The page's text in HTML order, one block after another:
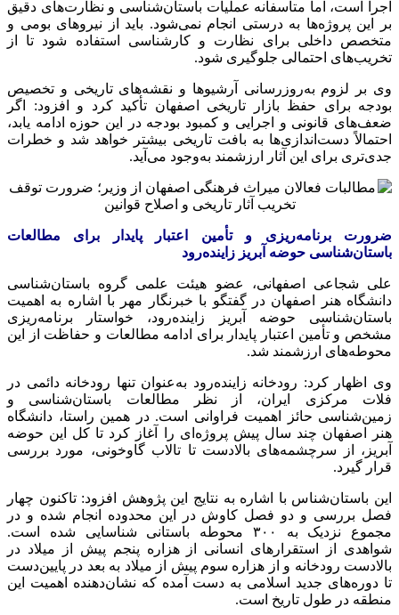
اجرا است، اما متأسفانه عملیات باستان‌شناسی و نظارت‌های دقیق
بر این پروژه‌ها به درستی انجام نمی‌شود. باید از نیروهای بومی و
متخصص داخلی برای نظارت و کارشناسی استفاده شود تا از
تخریب‌های احتمالی جلوگیری شود.
وی بر لزوم به‌روزرسانی آرشیوها و نقشه‌های تاریخی و تخصیص
بودجه برای حفظ بازار تاریخی اصفهان تأکید کرد و افزود: اگر
ضعف‌های قانونی و اجرایی و کمبود بودجه در این حوزه ادامه یابد،
احتمالاً دست‌اندازی‌ها به بافت تاریخی بیشتر خواهد شد و خطرات
جدی‌تری برای این آثار ارزشمند به‌وجود می‌آید.
ضرورت برنامه‌ریزی و تأمین اعتبار پایدار برای مطالعات
باستان‌شناسی حوضه آبریز زاینده‌رود
علی شجاعی اصفهانی، عضو هیئت علمی گروه باستان‌شناسی
دانشگاه هنر اصفهان در گفتگو با خبرنگار مهر با اشاره به اهمیت
باستان‌شناسی حوضه آبریز زاینده‌رود، خواستار برنامه‌ریزی
مشخص و تأمین اعتبار پایدار برای ادامه مطالعات و حفاظت از این
محوطه‌های ارزشمند شد.
وی اظهار کرد: رودخانه زاینده‌رود به‌عنوان تنها رودخانه دائمی در
فلات مرکزی ایران، از نظر مطالعات باستان‌شناسی و
زمین‌شناسی حائز اهمیت فراوانی است. در همین راستا، دانشگاه
هنر اصفهان چند سال پیش پروژه‌ای را آغاز کرد تا کل این حوضه
آبریز، از سرچشمه‌های بالادست تا تالاب گاوخونی، مورد بررسی
قرار گیرد.
این باستان‌شناس با اشاره به نتایج این پژوهش افزود: تاکنون چهار
فصل بررسی و دو فصل کاوش در این محدوده انجام شده و در
مجموع نزدیک به ۳۰۰ محوطه باستانی شناسایی شده است.
شواهدی از استقرارهای انسانی از هزاره پنجم پیش از میلاد در
بالادست رودخانه و از هزاره سوم پیش از میلاد به بعد در پایین‌دست
تا دوره‌های جدید اسلامی به دست آمده که نشان‌دهنده اهمیت این
منطقه در طول تاریخ است.